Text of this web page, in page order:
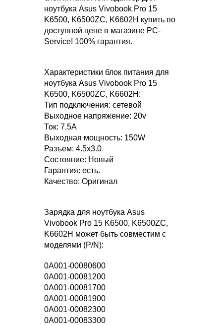
ноутбука Asus Vivobook Pro 15
K6500, K6500ZC, K6602H купить по
доступной цене в магазине PC-
Service! 100% гарантия.
Характеристики блок питания для
ноутбука Asus Vivobook Pro 15
K6500, K6500ZC, K6602H:
Тип подключения: сетевой
Выходное напряжение: 20v
Ток: 7.5A
Выходная мощность: 150W
Разъем: 4.5x3.0
Состояние: Новый
Гарантия: есть.
Качество: Оригинал
Зарядка для ноутбука Asus
Vivobook Pro 15 K6500, K6500ZC,
K6602H может быть совместим с
моделями (P/N):
0A001-00080600
0A001-00081200
0A001-00081700
0A001-00081900
0A001-00082300
0A001-00083300